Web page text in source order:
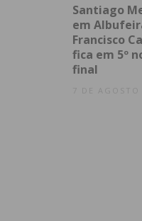
Santiago
em
Francisco
fica em 5º
final
7 DE AGOSTO